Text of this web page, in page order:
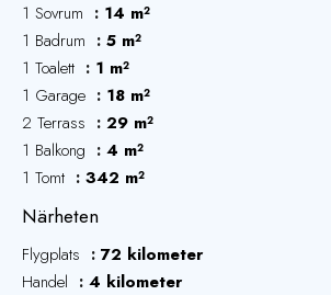
1 Sovrum
14 m²
1 Badrum
5 m²
1 Toalett
1 m²
1 Garage
18 m²
2 Terrass
29 m²
1 Balkong
4 m²
1 Tomt
342 m²
Närheten
Flygplats
72 kilometer
Handel
4 kilometer